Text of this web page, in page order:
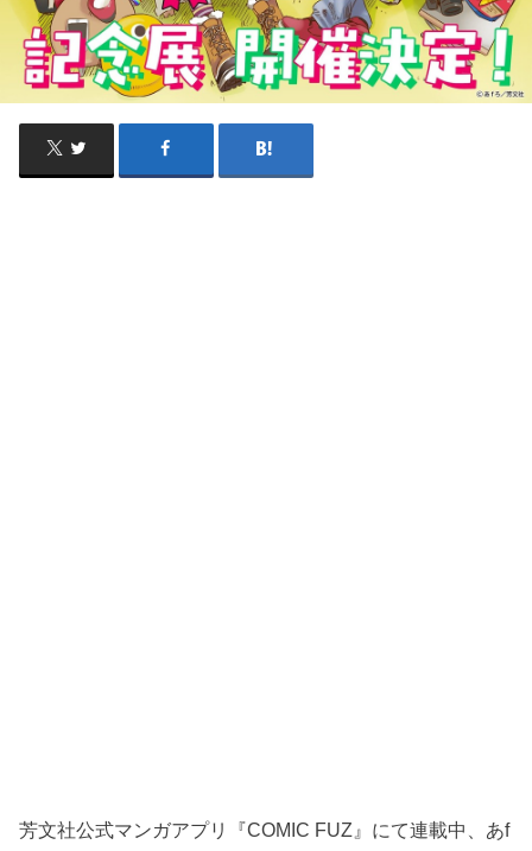
芳文社公式マンガアプリ『COMIC FUZ』にて連載中、あf